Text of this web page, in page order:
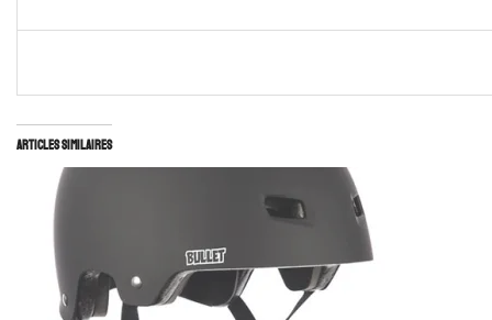
Articles similaires